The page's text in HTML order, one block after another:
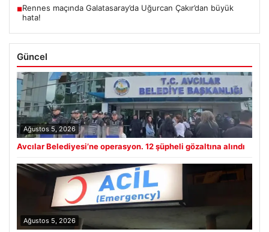
■Rennes maçında Galatasaray’da Uğurcan Çakır’dan büyük
hata!
Güncel
Ağustos 5, 2026
Avcılar Belediyesi’ne operasyon. 12 şüpheli gözaltına alındı
Ağustos 5, 2026